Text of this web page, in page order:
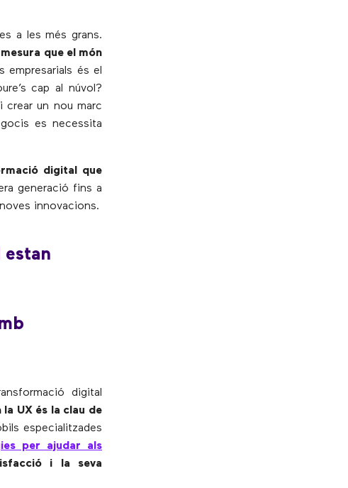
a les més grans.
que el món
empresarials és el
cap al núvol?
crear un nou marc
es necessita
digital que
generació fins a
innovacions.
estan
digital
UX és la clau de
especialitzades
per ajudar als
i la seva